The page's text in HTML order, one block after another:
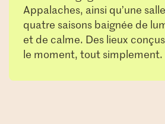
Appalaches, ainsi qu’une
quatre saisons baignée de
et de calme. Des lieux
le moment, tout simplement.